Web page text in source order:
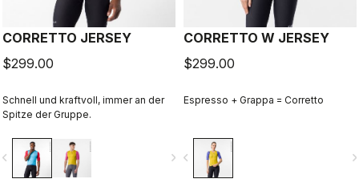
CORRETTO JERSEY
$299.00
Schnell und kraftvoll, immer an der
Spitze der Gruppe.
navigate_next
CORRETTO W JERSEY
$299.00
Espresso + Grappa = Corretto
navigate_before